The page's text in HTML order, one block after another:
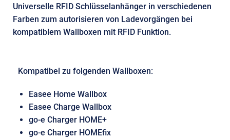
Universelle RFID Schlüsselanhänger in verschiedenen
Farben zum autorisieren von Ladevorgängen bei
kompatiblem Wallboxen mit RFID Funktion.
Kompatibel zu folgenden Wallboxen:
Easee Home Wallbox
Easee Charge Wallbox
go-e Charger HOME+
go-e Charger HOMEfix